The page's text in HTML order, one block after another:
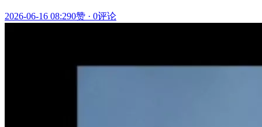
2026-06-16 08:290赞 · 0评论